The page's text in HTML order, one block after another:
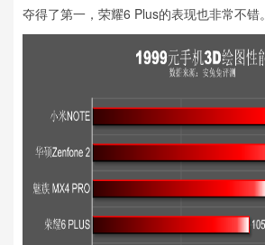
夺得了第一，荣耀6 Plus的表现也非常不错。